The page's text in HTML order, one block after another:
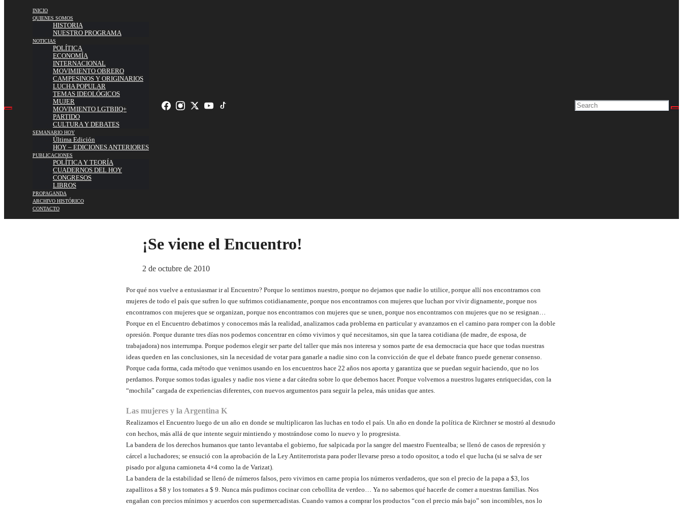
INICIO
QUIENES SOMOS
HISTORIA
NUESTRO PROGRAMA
NOTICIAS
POLÍTICA
ECONOMÍA
INTERNACIONAL
MOVIMIENTO OBRERO
CAMPESINOS Y ORIGINARIOS
LUCHA POPULAR
TEMAS IDEOLÓGICOS
MUJER
MOVIMIENTO LGTBIIQ+
PARTIDO
CULTURA Y DEBATES
SEMANARIO HOY
Última Edición
HOY – EDICIONES ANTERIORES
PUBLICACIONES
POLÍTICA Y TEORÍA
CUADERNOS DEL HOY
CONGRESOS
LIBROS
PROPAGANDA
ARCHIVO HISTÓRICO
CONTACTO
¡Se viene el Encuentro!
2 de octubre de 2010
Por qué nos vuelve a entusiasmar ir al Encuentro? Porque lo sentimos nuestro, porque no dejamos que nadie lo utilice, porque allí nos encontramos con
mujeres de todo el país que sufren lo que sufrimos cotidianamente, porque nos encontramos con mujeres que luchan por vivir dignamente, porque nos
encontramos con mujeres que se organizan, porque nos encontramos con mujeres que se unen, porque nos encontramos con mujeres que no se resignan…
Porque en el Encuentro debatimos y conocemos más la realidad, analizamos cada problema en particular y avanzamos en el camino para romper con la doble
opresión. Porque durante tres días nos podemos concentrar en cómo vivimos y qué necesitamos, sin que la tarea cotidiana (de madre, de esposa, de
trabajadora) nos interrumpa. Porque podemos elegir ser parte del taller que más nos interesa y somos parte de esa democracia que hace que todas nuestras
ideas queden en las conclusiones, sin la necesidad de votar para ganarle a nadie sino con la convicción de que el debate franco puede generar consenso.
Porque cada forma, cada método que venimos usando en los encuentros hace 22 años nos aporta y garantiza que se puedan seguir haciendo, que no los
perdamos. Porque somos todas iguales y nadie nos viene a dar cátedra sobre lo que debemos hacer. Porque volvemos a nuestros lugares enriquecidas, con la
“mochila” cargada de experiencias diferentes, con nuevos argumentos para seguir la pelea, más unidas que antes.
Las mujeres y la Argentina K
Realizamos el Encuentro luego de un año en donde se multiplicaron las luchas en todo el país. Un año en donde la política de Kirchner se mostró al desnudo
con hechos, más allá de que intente seguir mintiendo y mostrándose como lo nuevo y lo progresista.
La bandera de los derechos humanos que tanto levantaba el gobierno, fue salpicada por la sangre del maestro Fuentealba; se llenó de casos de represión y
cárcel a luchadores; se ensució con la aprobación de la Ley Antiterrorista para poder llevarse preso a todo opositor, a todo el que lucha (si se salva de ser
pisado por alguna camioneta 4×4 como la de Varizat).
La bandera de la estabilidad se llenó de números falsos, pero vivimos en carne propia los números verdaderos, que son el precio de la papa a $3, los
zapallitos a $8 y los tomates a $ 9. Nunca más pudimos cocinar con cebollita de verdeo… Ya no sabemos qué hacerle de comer a nuestras familias. Nos
engañan con precios mínimos y acuerdos con supermercadistas. Cuando vamos a comprar los productos “con el precio más bajo” son incomibles, nos lo